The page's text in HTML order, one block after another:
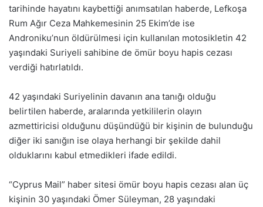
tarihinde hayatını kaybettiği anımsatılan haberde, Lefkoşa
Rum Ağır Ceza Mahkemesinin 25 Ekim’de ise
Androniku’nun öldürülmesi için kullanılan motosikletin 42
yaşındaki Suriyeli sahibine de ömür boyu hapis cezası
verdiği hatırlatıldı.
42 yaşındaki Suriyelinin davanın ana tanığı olduğu
belirtilen haberde, aralarında yetkililerin olayın
azmettiricisi olduğunu düşündüğü bir kişinin de bulunduğu
diğer iki sanığın ise olaya herhangi bir şekilde dahil
olduklarını kabul etmedikleri ifade edildi.
“Cyprus Mail” haber sitesi ömür boyu hapis cezası alan üç
kişinin 30 yaşındaki Ömer Süleyman, 28 yaşındaki